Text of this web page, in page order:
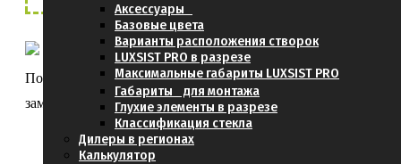
Аксессуары
Базовые цвета
Варианты расположения створок
LUXSIST PRO в разрезе
Максимальные габариты LUXSIST PRO
Габариты для монтажа
Глухие элементы в разрезе
Классификация стекла
Дилеры в регионах
Калькулятор
Получить консультацию и заполнить
замерный лист